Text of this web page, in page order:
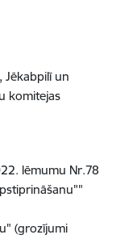
Jēkabpilī un
komitejas
lēmumu Nr.78
(grozījumi